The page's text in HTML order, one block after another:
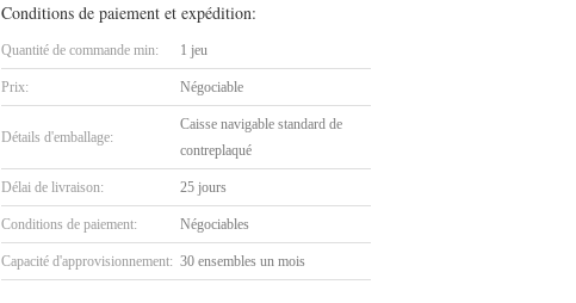
Conditions de paiement et expédition:
Quantité de commande min: 1 jeu
Prix: Négociable
Détails d'emballage:
Caisse navigable standard de
contreplaqué
Délai de livraison: 25 jours
Conditions de paiement: Négociables
Capacité d'approvisionnement: 30 ensembles un mois